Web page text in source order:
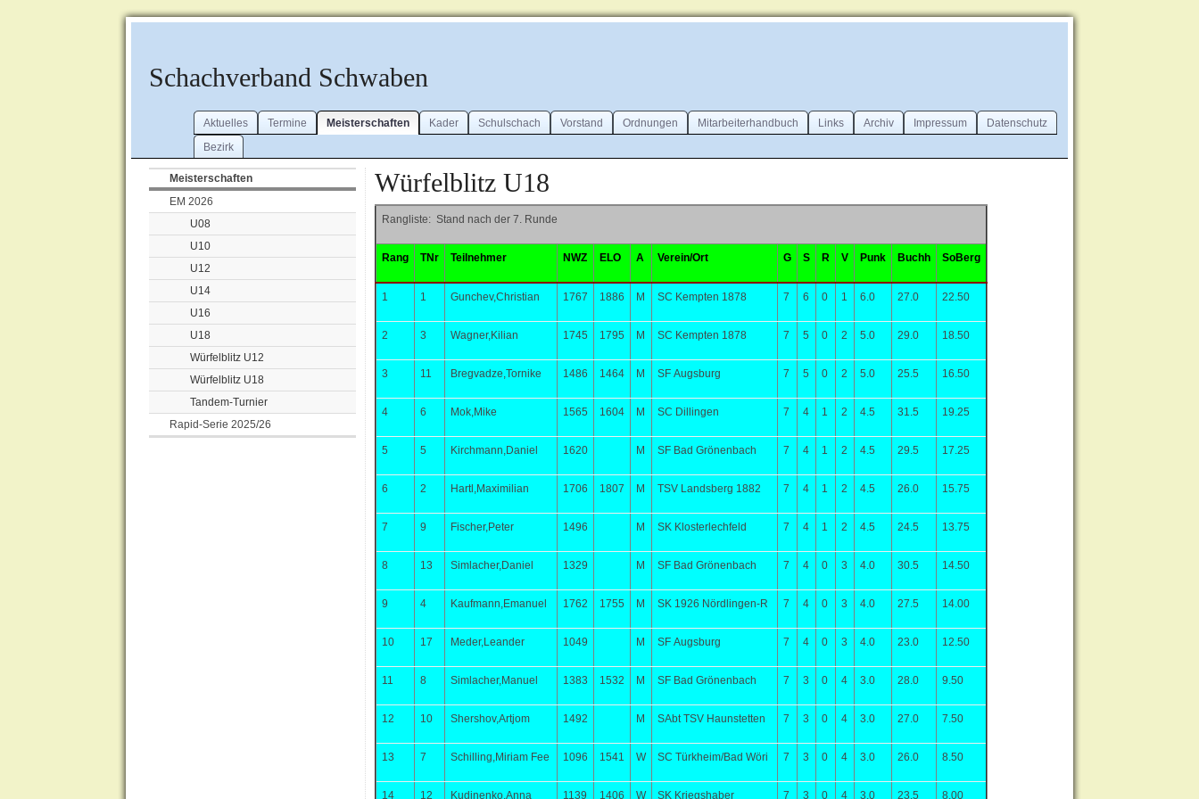
Schachverband Schwaben
Aktuelles Termine Meisterschaften Kader Schulschach Vorstand Ordnungen Mitarbeiterhandbuch Links Archiv Impressum
Datenschutz
Bezirk
Meisterschaften
EM 2026
U08
U10
U12
U14
U16
U18
Würfelblitz U12
Würfelblitz U18
Tandem-Turnier
Rapid-Serie 2025/26
Würfelblitz U18
Rangliste: Stand nach der 7. Runde
Rang TNr Teilnehmer NWZ ELO A Verein/Ort G S R V Punk Buchh SoBerg
1 1 Gunchev,Christian 1767 1886 M SC Kempten 1878 7 6 0 1 6.0 27.0 22.50
2 3 Wagner,Kilian 1745 1795 M SC Kempten 1878 7 5 0 2 5.0 29.0 18.50
3 11 Bregvadze,Tornike 1486 1464 M SF Augsburg 7 5 0 2 5.0 25.5 16.50
4 6 Mok,Mike 1565 1604 M SC Dillingen 7 4 1 2 4.5 31.5 19.25
5 5 Kirchmann,Daniel 1620 M SF Bad Grönenbach 7 4 1 2 4.5 29.5 17.25
6 2 Hartl,Maximilian 1706 1807 M TSV Landsberg 1882 7 4 1 2 4.5 26.0 15.75
7 9 Fischer,Peter 1496 M SK Klosterlechfeld 7 4 1 2 4.5 24.5 13.75
8 13 Simlacher,Daniel 1329 M SF Bad Grönenbach 7 4 0 3 4.0 30.5 14.50
9 4 Kaufmann,Emanuel 1762 1755 M SK 1926 Nördlingen-R 7 4 0 3 4.0 27.5 14.00
10 17 Meder,Leander 1049 M SF Augsburg 7 4 0 3 4.0 23.0 12.50
11 8 Simlacher,Manuel 1383 1532 M SF Bad Grönenbach 7 3 0 4 3.0 28.0 9.50
12 10 Shershov,Artjom 1492 M SAbt TSV Haunstetten 7 3 0 4 3.0 27.0 7.50
13 7 Schilling,Miriam Fee 1096 1541 W SC Türkheim/Bad Wöri 7 3 0 4 3.0 26.0 8.50
14 12 Kudinenko,Anna 1139 1406 W SK Kriegshaber 7 3 0 4 3.0 23.5 8.00